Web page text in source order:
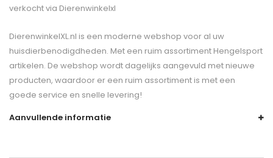
verkocht via Dierenwinkelxl
DierenwinkelXL.nl is een moderne webshop voor al uw
huisdierbenodigdheden. Met een ruim assortiment Hengelsport
artikelen. De webshop wordt dagelijks aangevuld met nieuwe
producten, waardoor er een ruim assortiment is met een
goede service en snelle levering!
Aanvullende informatie